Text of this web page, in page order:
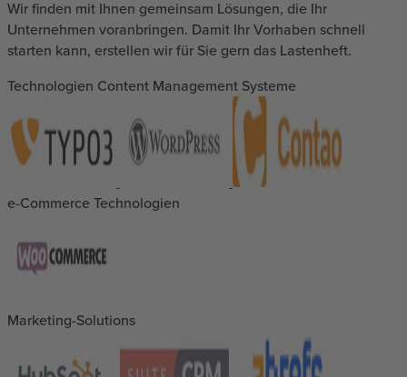
Wir finden mit Ihnen gemeinsam Lösungen, die Ihr
Unternehmen voranbringen. Damit Ihr Vorhaben schnell
starten kann, erstellen wir für Sie gern das Lastenheft.
Technologien Content Management Systeme
e-Commerce Technologien
Marketing-Solutions